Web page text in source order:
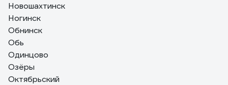
Новошахтинск
Ногинск
Обнинск
Обь
Одинцово
Озёры
Октябрьский